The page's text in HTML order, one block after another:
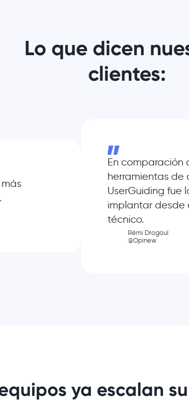
Lo que dicen
clientes:
En comparación
herramientas de
UserGuiding fue
implantar desde
técnico.
Rémi Drogoul
@Opinew
ya escalan